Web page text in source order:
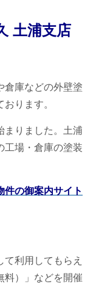
土浦支店
倉庫などの外壁塗
ります。
まりました。土浦
工場・倉庫の塗装
件の御案内サイト
利用してもらえ
料）」などを開催